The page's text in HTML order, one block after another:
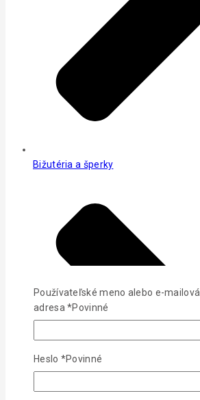
Bižutéria a šperky
Používateľské meno alebo e-mailová
adresa*Povinné
Heslo *Povinné